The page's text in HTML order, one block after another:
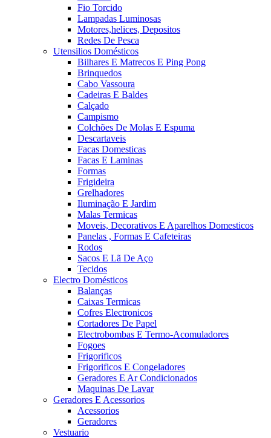
Fio Torcido
Lampadas Luminosas
Motores,helices, Depositos
Redes De Pesca
Utensilios Domésticos
Bilhares E Matrecos E Ping Pong
Brinquedos
Cabo Vassoura
Cadeiras E Baldes
Calçado
Campismo
Colchões De Molas E Espuma
Descartaveis
Facas Domesticas
Facas E Laminas
Formas
Frigideira
Grelhadores
Iluminação E Jardim
Malas Termicas
Moveis, Decorativos E Aparelhos Domesticos
Panelas , Formas E Cafeteiras
Rodos
Sacos E Lã De Aço
Tecidos
Electro Domésticos
Balanças
Caixas Termicas
Cofres Electronicos
Cortadores De Papel
Electrobombas E Termo-Acomuladores
Fogoes
Frigorificos
Frigorificos E Congeladores
Geradores E Ar Condicionados
Maquinas De Lavar
Geradores E Acessorios
Acessorios
Geradores
Vestuario